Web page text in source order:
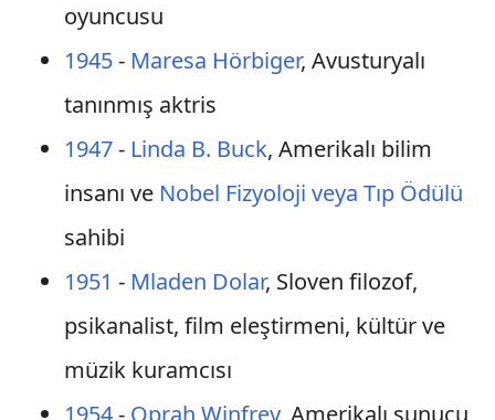
oyuncusu
1945- Maresa Hörbiger, Avusturyalı
tanınmış aktris
1947- Linda B. Buck, Amerikalı bilim
insanı ve Nobel Fizyoloji veya Tıp Ödülü
sahibi
1951 - Mladen Dolar, Sloven filozof,
psikanalist, film eleştirmeni, kültür ve
müzik kuramcısı
1954- Oprah Winfrey, Amerikalı sunucu